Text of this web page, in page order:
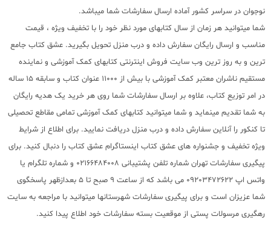
نوجوان در سراسر کشور آماده ارسال سفارشات شما میباشد.
شما میتوانید هر زمان از سال کتابهای مورد نظر خود را با تخفیف ویژه ، قیمت
مناسب و ارسال رایگان سفارش داده و درب منزل تحویل بگیرید. عشق کتاب جامع
ترین و به روز ترین وب سایت فروش اینترنتی کتابهای کمک آموزشی و نماینده
مستقیم ناشران معتبر کمک آموزشی با بیش از 11000 عنوان کتاب و سابقه 15 ساله
در امر توزیع کتاب، علاوه بر ارسال سفارشات شما روی هر خرید یک هدیه رایگان
به شما تقدیم مینماید و شما میتوانید کتابهای کمک آموزشی تمامی مقاطع تحصیلی
تا کنکور را آنلاین سفارش داده و درب منزل دریافت نمایید. برای اطلاع از شرایط
ویژه تخفیف و جشنواره های عشق کتاب اینستاگرام عشق کتاب را دنبال کنید. برای
پیگیری سفارشات تهران شماره تلفن پشتیبانی 02166484008 و شماره تلگرام یا
واتس اپ 09203472622 می باشد که از ساعت 9 صبح تا 5 بعدازظهر پاسخگوی
شما عزیزان است و برای پیگیری سفارشات شهرستانها میتوانید با مراجعه به سایت
رهگیری مرسولات پستی از موقعیت بسته سفارشات خود اطلاع پیدا کنید.